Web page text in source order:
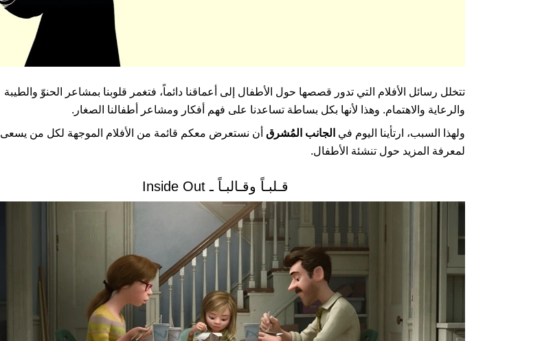
تتخلل رسائل الأفلام التي تدور قصصها حول الأطفال إلى أعماقنا دائماً، فتغمر قلوبنا بمشاعر الحنوّ والطيبة
والرعاية والاهتمام. وهذا لأنها بكل بساطة تساعدنا على فهم أفكار ومشاعر أطفالنا الصغار.
ولهذا السبب، ارتأينا اليوم في الجانب المُشرق أن نستعرض معكم قائمة من الأفلام الموجهة لكل من يسعى
لمعرفة المزيد حول تنشئة الأطفال.
قـلبـاً وقـالبـاً ـ Inside Out